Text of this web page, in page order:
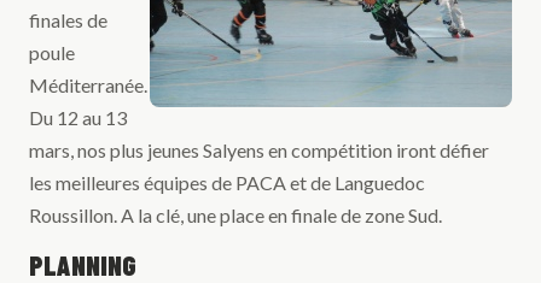
finales de
poule
Méditerranée.
Du 12 au 13
mars, nos plus jeunes Salyens en compétition iront défier
les meilleures équipes de PACA et de Languedoc
Roussillon. A la clé, une place en finale de zone Sud.
PLANNING